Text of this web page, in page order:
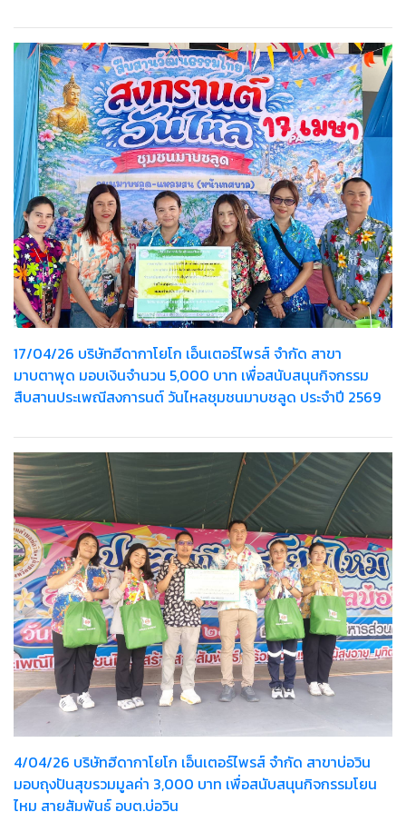
17/04/26 บริษัทฮีดากาโยโก เอ็นเตอร์ไพรส์ จำกัด สาขา
มาบตาพุด มอบเงินจำนวน 5,000 บาท เพื่อสนับสนุนกิจกรรม
สืบสานประเพณีสงการนต์ วันไหลชุมชนมาบชลูด ประจำปี 2569
4/04/26 บริษัทฮีดากาโยโก เอ็นเตอร์ไพรส์ จำกัด สาขาบ่อวิน
มอบถุงปันสุขรวมมูลค่า 3,000 บาท เพื่อสนับสนุนกิจกรรมโยน
ไหม สายสัมพันธ์ อบต.บ่อวิน